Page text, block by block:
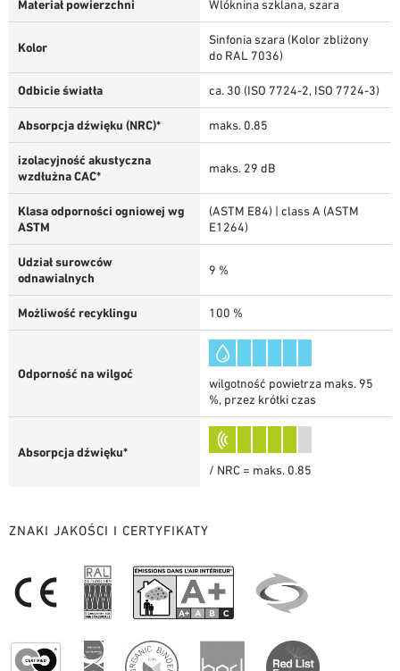
Materiał powierzchni Wlóknina szklana, szara
Kolor
Sinfonia szara (Kolor zbliżony
do RAL 7036)
Odbicie światła ca. 30 (ISO 7724-2, ISO 7724-3)
Absorpcja dźwięku (NRC)* maks. 0.85
izolacyjność akustyczna
wzdłużna CAC*
maks. 29 dB
Klasa odporności ogniowej wg
ASTM
(ASTM E84) | class A (ASTM
E1264)
Udział surowców
odnawialnych
9 %
Możliwość recyklingu 100 %
Odporność na wilgoć
wilgotność powietrza maks. 95
%, przez krótki czas
Absorpcja dźwięku*
/ NRC = maks. 0.85
ZNAKI JAKOŚCI I CERTYFIKATY